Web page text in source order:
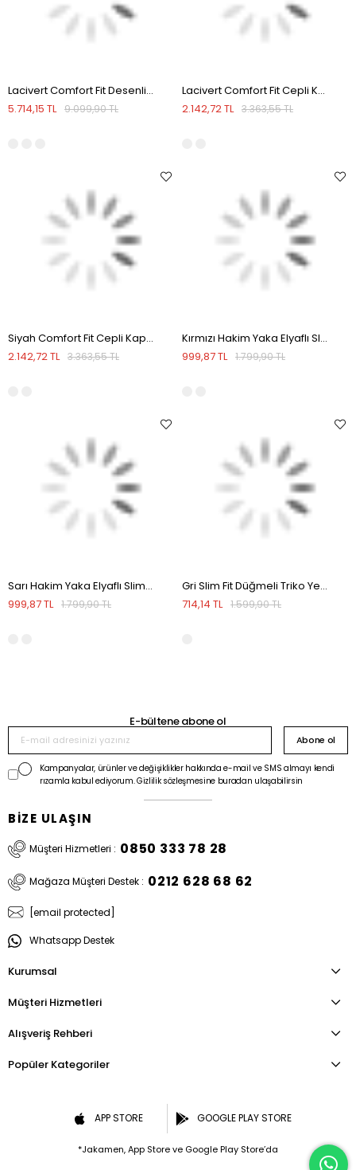
Lacivert Comfort Fit Desenli Çıkarılabilir Kapüşonlu Yelek
5.714,15 TL 9.099,90 TL
Lacivert Comfort Fit Cepli Kapüşonlu Rahat Kesim Safari Yelek
2.142,72 TL 3.363,55 TL
Siyah Comfort Fit Cepli Kapüşonlu Rahat Kesim Safari Yelek
2.142,72 TL 3.363,55 TL
Kırmızı Hakim Yaka Elyaflı Slim Fit Yelek
999,87 TL 1.799,90 TL
Sarı Hakim Yaka Elyaflı Slim Fit Yelek
999,87 TL 1.799,90 TL
Gri Slim Fit Düğmeli Triko Yelek
714,14 TL 1.599,90 TL
E-bültene abone ol
Abone ol
Kampanyalar, ürünler ve değişiklikler hakkında e-mail ve SMS almayı kendi
rızamla kabul ediyorum. Gizlilik sözleşmesine buradan ulaşabilirsin
BİZE ULAŞIN
Müşteri Hizmetleri : 0850 333 78 28
Mağaza Müşteri Destek : 0212 628 68 62
[email protected]
Whatsapp Destek
Kurumsal
Müşteri Hizmetleri
Alışveriş Rehberi
Popüler Kategoriler
APP STORE GOOGLE PLAY STORE
*Jakamen, App Store ve Google Play Store’da